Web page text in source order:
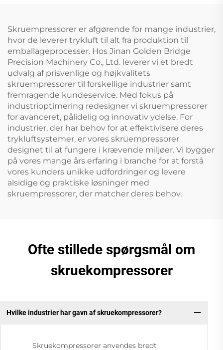
Skruempressorer er afgørende for mange industrier,
hvor de leverer trykluft til alt fra produktion til
emballageprocesser. Hos Jinan Golden Bridge
Precision Machinery Co., Ltd. leverer vi et bredt
udvalg af prisvenlige og højkvalitets
skruempressorer til forskellige industrier samt
fremragende kundeservice. Med fokus på
industrioptimering redesigner vi skruempressorer
for avanceret, pålidelig og innovativ ydelse. For
industrier, der har behov for at effektivisere deres
trykluftsystemer, er vores skruempressorer
designet til at fungere i krævende miljøer. Vi bygger
på vores mange års erfaring i branche for at forstå
vores kunders unikke udfordringer og levere
alsidige og praktiske løsninger med
skruempressorer, der matcher deres behov.
Ofte stillede spørgsmål om
skruekompressorer
Hvilke industrier har gavn af skruekompressorer?
Skruekompressorer anvendes bredt